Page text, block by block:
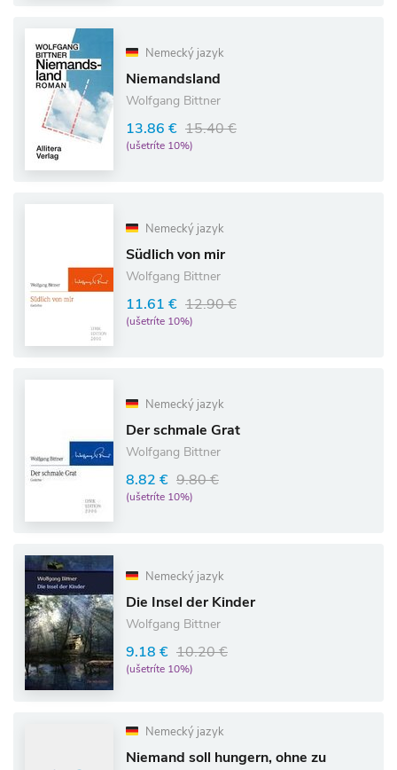
Nemecký jazyk
Niemandsland
Wolfgang Bittner
13.86 € 15.40 €
(ušetríte 10%)
Nemecký jazyk
Südlich von mir
Wolfgang Bittner
11.61 € 12.90 €
(ušetríte 10%)
Nemecký jazyk
Der schmale Grat
Wolfgang Bittner
8.82 € 9.80 €
(ušetríte 10%)
Nemecký jazyk
Die Insel der Kinder
Wolfgang Bittner
9.18 € 10.20 €
(ušetríte 10%)
Nemecký jazyk
Niemand soll hungern, ohne zu